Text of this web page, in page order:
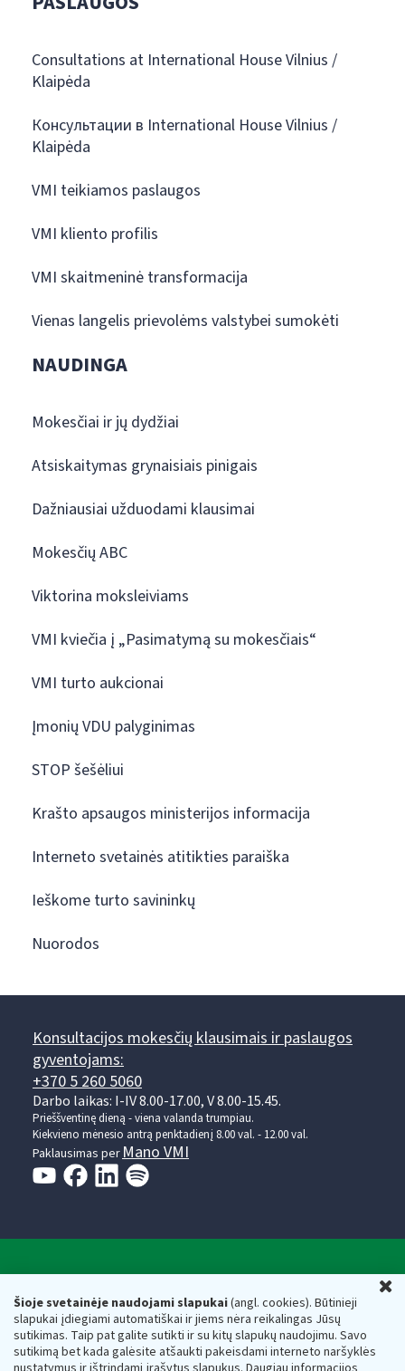
Šioje svetainėje naudojami slapukai(angl. cookies). Būtinieji
slapukai įdiegiami automatiškai ir jiems nėra reikalingas Jūsų
sutikimas. Taip pat galite sutikti ir su kitų slapukų naudojimu. Savo
sutikimą bet kada galėsite atšaukti pakeisdami interneto naršyklės
Consultations at International House Vilnius /
Klaipėda
Консультации в International House Vilnius /
Klaipėda
VMI teikiamos paslaugos
VMI kliento profilis
VMI skaitmeninė transformacija
Vienas langelis prievolėms valstybei sumokėti
NAUDINGA
Mokesčiai ir jų dydžiai
Atsiskaitymas grynaisiais pinigais
Dažniausiai užduodami klausimai
Mokesčių ABC
Viktorina moksleiviams
VMI kviečia į „Pasimatymą su mokesčiais“
VMI turto aukcionai
Įmonių VDU palyginimas
STOP šešėliui
Krašto apsaugos ministerijos informacija
Interneto svetainės atitikties paraiška
Ieškome turto savininkų
Nuorodos
Konsultacijos mokesčių klausimais ir paslaugos
gyventojams:
+370 5 260 5060
Darbo laikas: I-IV 8.00-17.00, V 8.00-15.45.
Prieššventinę dieną - viena valanda trumpiau.
Kiekvieno mėnesio antrą penktadienį 8.00 val. - 12.00 val.
Paklausimas per Mano VMI
Respublikos finansų ministerijos
Biudžetinė įstaiga. Juridinio asmens kodas — 188659752,
adresas: Vasario 16-osios g. 14, 01107 Vilnius, Lietuva, el.paštas:
vmi@vmi.lt, E. pristatymo dėžutės adresas 188659752